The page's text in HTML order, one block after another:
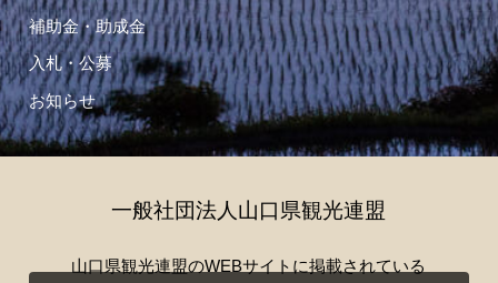
補助金・助成金
入札・公募
お知らせ
一般社団法人山口県観光連盟
山口県観光連盟のWEBサイトに掲載されている